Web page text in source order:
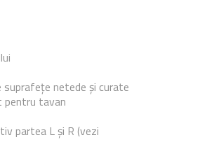
netede și curate
pentru tavan
partea L și R (vezi